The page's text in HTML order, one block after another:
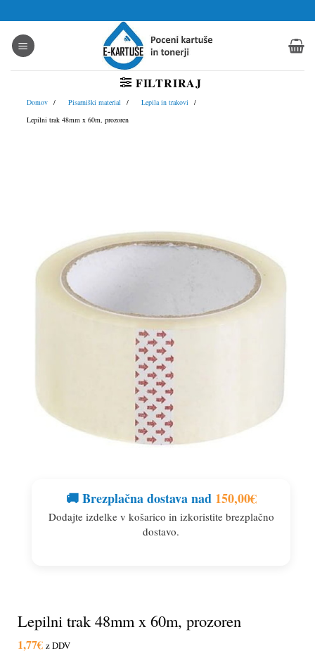
na
vsebino
FILTRIRAJ
Domov Pisarniški material
Lepila in trakovi
Lepilni trak 48mm x 60m, prozoren
🚚 Brezplačna dostava nad 150,00€
Dodajte izdelke v košarico in izkoristite brezplačno
dostavo.
Lepilni trak 48mm x 60m, prozoren
1,77€ z DDV